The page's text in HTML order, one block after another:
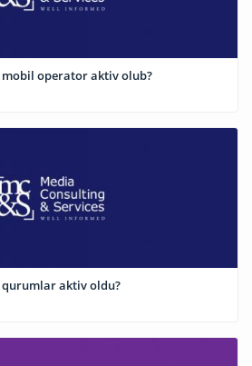
mobil operator aktiv olub?
qurumlar aktiv oldu?